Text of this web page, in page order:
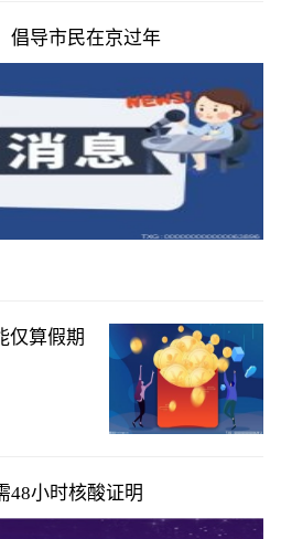
倡导市民在京过年
仅算假期
48小时核酸证明